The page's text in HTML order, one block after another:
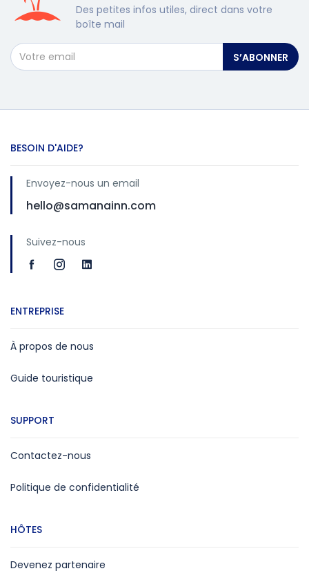
Des petites infos utiles, direct dans votre
boîte mail
S’ABONNER
BESOIN D'AIDE?
Envoyez-nous un email
hello@samanainn.com
Suivez-nous
ENTREPRISE
À propos de nous
Guide touristique
SUPPORT
Contactez-nous
Politique de confidentialité
HÔTES
Devenez partenaire